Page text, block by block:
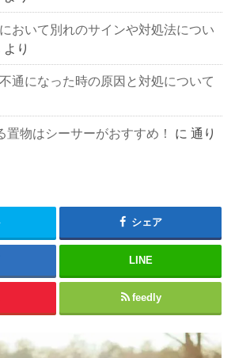
おいて別れのサインや対処法につい
より
通になった時の原因と対処について
置物はシーサーがおすすめ！ に通り
シェア
LINE
feedly